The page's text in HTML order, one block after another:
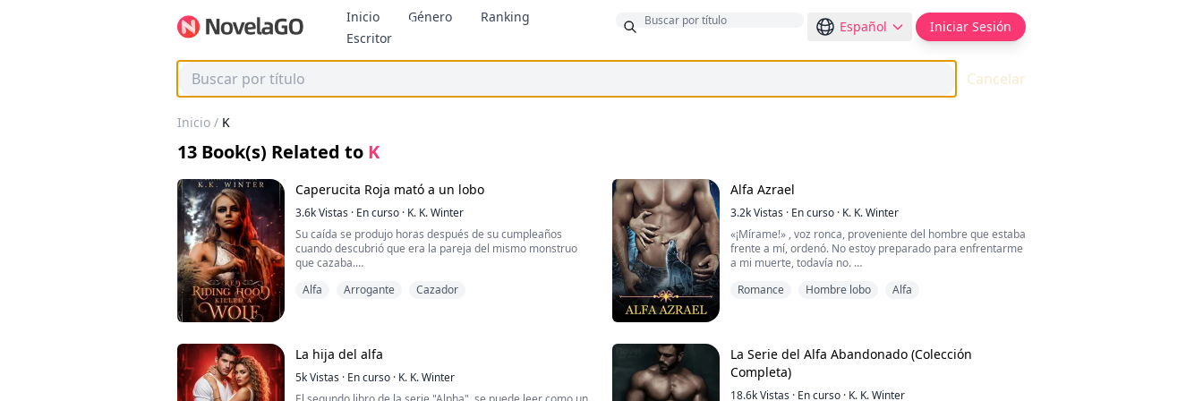
Inicio Género
Ranking
Escritor
Bonus Español Iniciar Sesión
Cancelar
Inicio / K
13 Book(s) Related to K
Caperucita Roja mató a un lobo
3.6kVistas · En curso · K. K. Winter
Su caída se produjo horas después de su cumpleaños
cuando descubrió que era la pareja del mismo monstruo
que cazaba.
Un padre, atormentado por el dolor del pasado, no podía
mientras su hija hacía lo que él nunca pudo hacer: matar al
lobo feroz.
Pasaron los años y siguió la visión de su padre hasta que
Alfa Arrogante Cazador
Alfa Azrael
3.2kVistas · En curso · K. K. Winter
«¡Mírame!» , voz ronca, proveniente del hombre que estaba
frente a mí, ordenó. No estoy preparado para enfrentarme
a mi muerte, todavía no.
Colocó las puntas de sus dedos por debajo de mi barbilla y
emociones.
«¡Mío!» gruñó con su voz alfa.
Romance Hombre lobo Alfa
La hija del alfa
5kVistas · En curso · K. K. Winter
La Serie del Alfa Abandonado (Colección
Completa)
18.6kVistas · En curso · K. K. Winter